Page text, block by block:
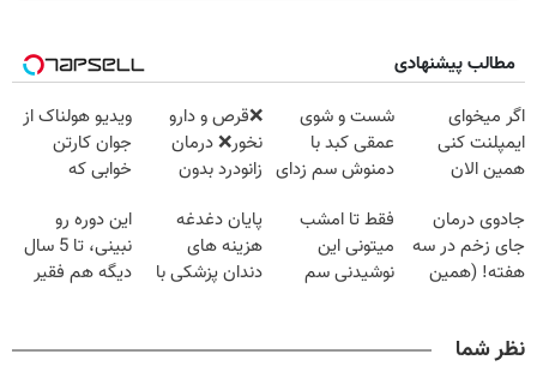
مطالب پیشنهادی
اگر میخوای
ایمپلنت کنی
همین الان
۲۵ میلیون
تومان!!!
شست و شوی
عمقی کبد با
دمنوش سم زدای
❌قرص‌ و دارو
نخور❌ درمان
زانودرد بدون
ویدیو هولناک از
جوان کارتن
خوابی که
آموزش رایگان
جادوی درمان
جای زخم در سه
هفته! (همین
فقط تا امشب
میتونی این
نوشیدنی سم
بخری
پایان دغدغه
هزینه های
دندان پزشکی با
این دوره رو
نبینی، تا 5 سال
دیگه هم فقیر
نظر شما